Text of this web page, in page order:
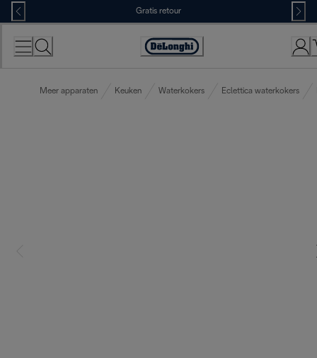
Skip
to
Content
Gratis retour
Accessibility
Meer apparaten Keuken Waterkokers Eclettica waterkokers